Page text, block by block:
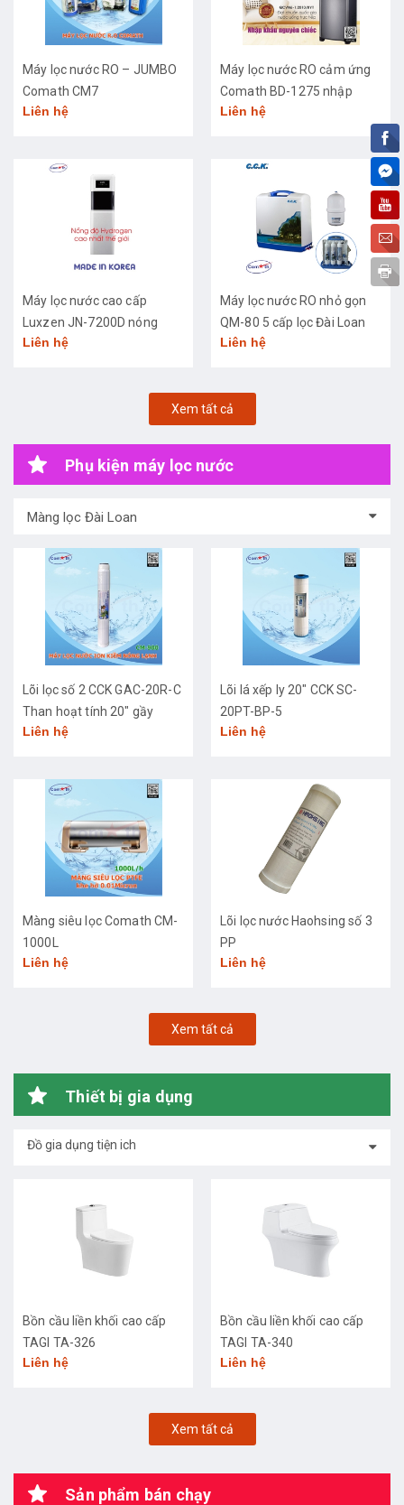
Máy lọc nước RO – JUMBO
Comath CM7
Liên hệ
Máy lọc nước RO cảm ứng
Comath BD-1275 nhập
khẩu cao cấp
Liên hệ
Máy lọc nước cao cấp
Luxzen JN-7200D nóng
lạnh
Liên hệ
Máy lọc nước RO nhỏ gọn
QM-80 5 cấp lọc Đài Loan
Liên hệ
Xem tất cả
Phụ kiện máy lọc nước
Màng lọc Đài Loan
Lõi lọc số 2 CCK GAC-20R-C
Than hoạt tính 20" gầy
Liên hệ
Lõi lá xếp ly 20" CCK SC-
20PT-BP-5
Liên hệ
Màng siêu lọc Comath CM-
1000L
Liên hệ
Lõi lọc nước Haohsing số 3
PP
Liên hệ
Xem tất cả
Thiết bị gia dụng
Đồ gia dụng tiện ich
Bồn cầu liền khối cao cấp
TAGI TA-326
Liên hệ
Bồn cầu liền khối cao cấp
TAGI TA-340
Liên hệ
Xem tất cả
Sản phẩm bán chạy